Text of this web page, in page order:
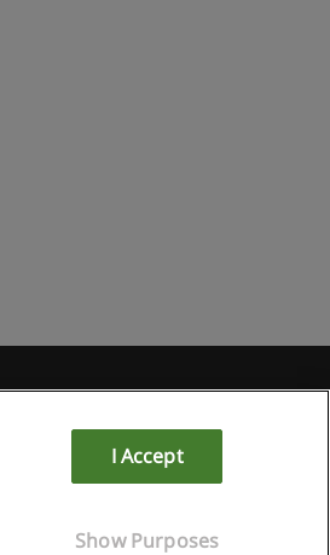
I Accept
Show Purposes